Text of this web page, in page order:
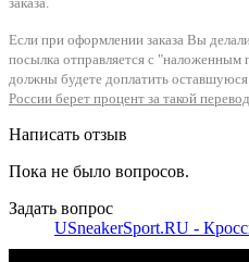
Если при оформлении заказа Вы
посылка отправляется с
должны будете доплатить оставшуюся
России берет процент за такой
Написать отзыв
Пока не было вопросов.
Задать вопрос
USneakerSport.RU -